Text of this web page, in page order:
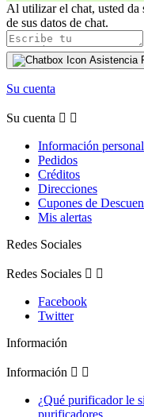
Al utilizar el chat, usted da
de sus datos de chat.
Asistencia
Su cuenta
Su cuenta  
Información personal
Pedidos
Créditos
Direcciones
Cupones de
Mis alertas
Redes Sociales
Redes Sociales  
Facebook
Twitter
Información
Información  
¿Qué purificador le
purificadores